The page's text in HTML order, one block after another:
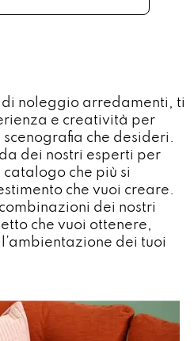
di noleggio arredamenti, ti
e creatività per
che desideri.
dei nostri esperti per
che più si
che vuoi creare.
dei nostri
che vuoi ottenere,
dei tuoi